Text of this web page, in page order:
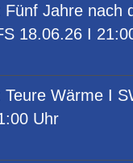
Fünf Jahre nach
18.06.26 I
Teure Wärme I
Uhr